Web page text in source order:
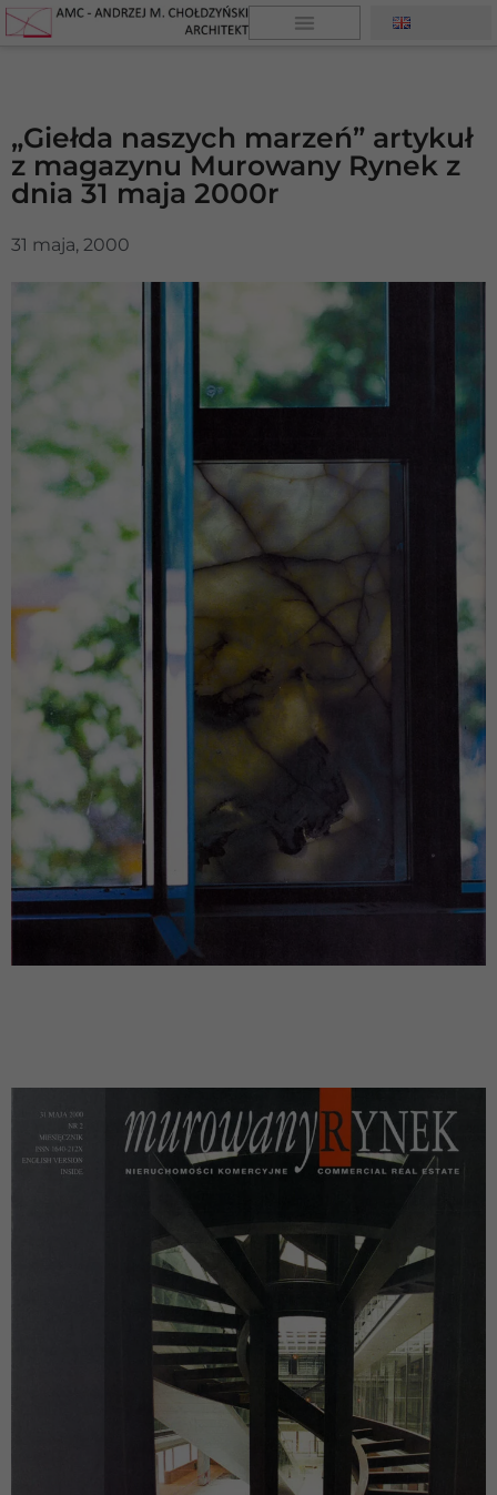
„Giełda naszych marzeń” artykuł
z magazynu Murowany Rynek z
dnia 31 maja 2000r
31 maja, 2000